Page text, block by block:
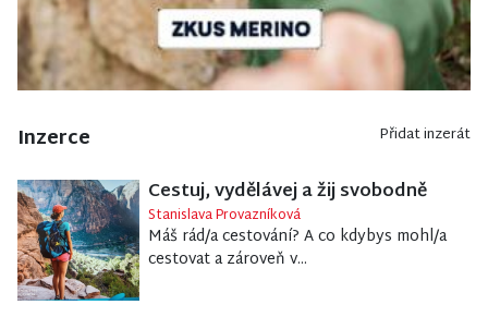
Inzerce Přidat inzerát
Cestuj, vydělávej a žij svobodně
Stanislava Provazníková
Máš rád/a cestování? A co kdybys mohl/a
cestovat a zároveň v...